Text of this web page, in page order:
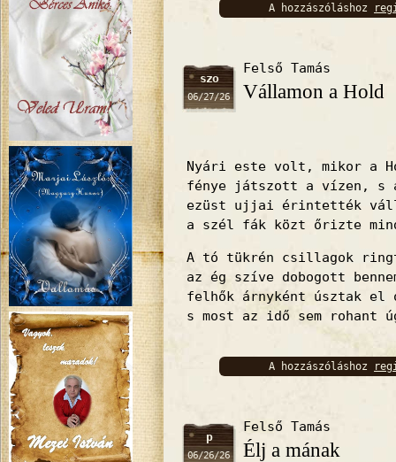
A hozzászóláshoz
szo
06/27/26
Felső Tamás
Vállamon a Hold
Nyári este volt, mikor a
fénye játszott a vízen, s
ezüst ujjai érintették
a szél fák közt őrizte
A tó tükrén csillagok
az ég szíve dobogott
felhők árnyként úsztak el
s most az idő sem rohant
A hozzászóláshoz
p
06/26/26
Felső Tamás
Élj a mának